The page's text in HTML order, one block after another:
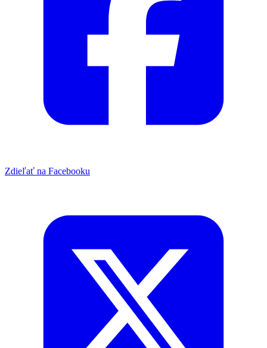
Zdieľať na Facebooku